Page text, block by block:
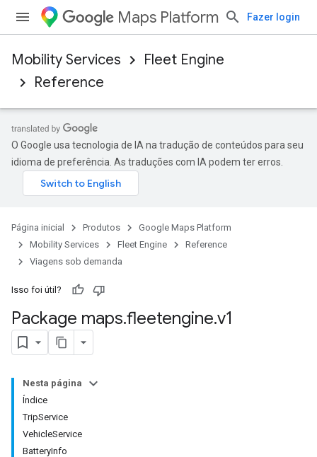
Maps Platform Fazer login
Mobility Services
Fleet Engine
Reference
O Google usa tecnologia de IA na tradução de conteúdos para seu
idioma de preferência. As traduções com IA podem ter erros.
Página inicial Produtos
Google Maps Platform
Mobility Services
Fleet Engine
Reference
Viagens sob demanda
Isso foi útil?
Package maps.fleetengine.v1
Nesta página
Índice
TripService
VehicleService
BatteryInfo